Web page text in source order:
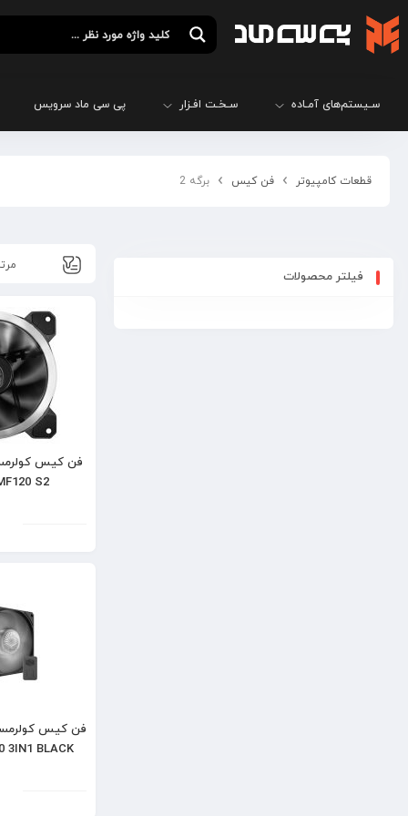
سـیستم‌های آمـاده سـخـت افـزار پی سی ماد سرویس
قطعات کامپیوتر فن کیس برگه 2
فیلتر محصولات
S2
3IN1 BLACK